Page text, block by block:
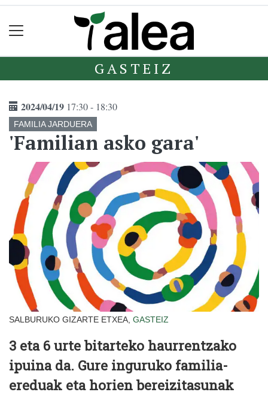
GASTEIZ
2024/04/19 17:30 - 18:30
FAMILIA JARDUERA
'Familian asko gara'
SALBURUKO GIZARTE ETXEA, GASTEIZ
3 eta 6 urte bitarteko haurrentzako
ipuina da. Gure inguruko familia-
ereduak eta horien bereizitasunak